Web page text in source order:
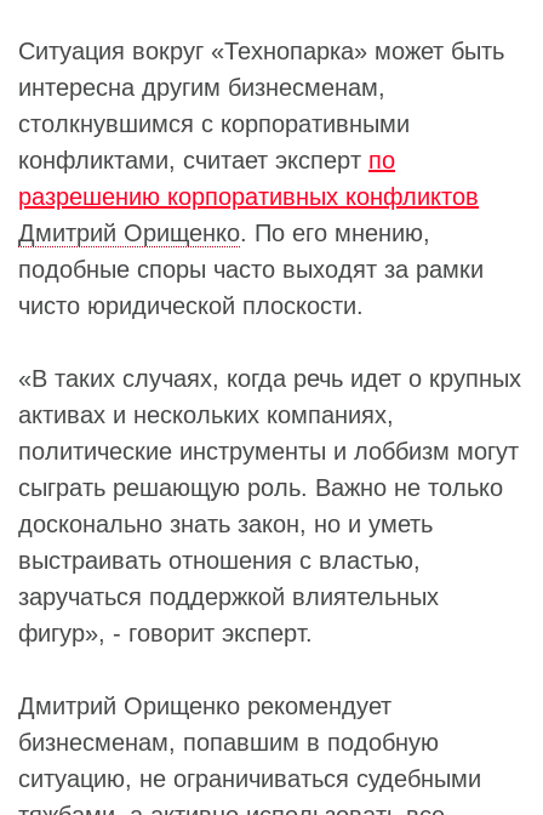
Ситуация вокруг «Технопарка» может быть
интересна другим бизнесменам,
столкнувшимся с корпоративными
конфликтами, считает эксперт по
разрешению корпоративных конфликтов
Дмитрий Орищенко. По его мнению,
подобные споры часто выходят за рамки
чисто юридической плоскости.
«В таких случаях, когда речь идет о крупных
активах и нескольких компаниях,
политические инструменты и лоббизм могут
сыграть решающую роль. Важно не только
досконально знать закон, но и уметь
выстраивать отношения с властью,
заручаться поддержкой влиятельных
фигур», - говорит эксперт.
Дмитрий Орищенко рекомендует
бизнесменам, попавшим в подобную
ситуацию, не ограничиваться судебными